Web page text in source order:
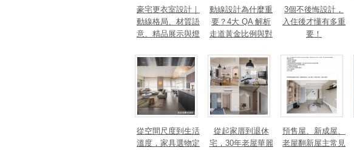
豪宅更衣室設計｜
動線格局、材質語
意、精品展示與燈
打造高訂生活儀式
動線設計為什麼重
要？4大 QA 解析
走道黃金比例與對
3個不後悔設計，
入住後才懂有多重
要！
從空間尺度到生活
溫度，家具選物定
從起家厝到退休
宅，30年老屋華麗
預售屋、新成屋、
老屋翻新屋主常見